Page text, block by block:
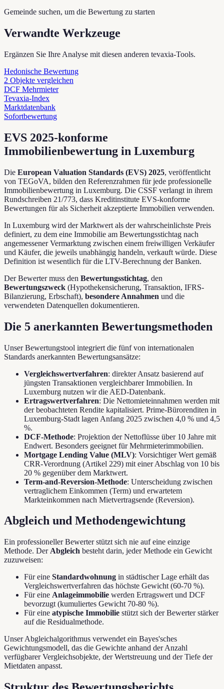
Gemeinde suchen, um die Bewertung zu starten
Verwandte Werkzeuge
Ergänzen Sie Ihre Analyse mit diesen anderen tevaxia-Tools.
Hedonische Bewertung
2 Objekte vergleichen
DCF Mehrmieter
Tevaxia-Index
Marktdatenbank
Sofortbewertung
EVS 2025-konforme
Immobilienbewertung in Luxemburg
Die European Valuation Standards (EVS) 2025, veröffentlicht
von TEGoVA, bilden den Referenzrahmen für jede professionelle
Immobilienbewertung in Luxemburg. Die CSSF verlangt in ihrem
Rundschreiben 21/773, dass Kreditinstitute EVS-konforme
Bewertungen für als Sicherheit akzeptierte Immobilien verwenden.
In Luxemburg wird der Marktwert als der wahrscheinlichste Preis
definiert, zu dem eine Immobilie am Bewertungsstichtag nach
angemessener Vermarktung zwischen einem freiwilligen Verkäufer
und Käufer, die jeweils unabhängig handeln, verkauft würde. Diese
Definition ist wesentlich für die LTV-Berechnung der Banken.
Der Bewerter muss den Bewertungsstichtag, den
Bewertungszweck (Hypothekensicherung, Transaktion, IFRS-
Bilanzierung, Erbschaft), besondere Annahmen und die
verwendeten Datenquellen dokumentieren.
Die 5 anerkannten Bewertungsmethoden
Unser Bewertungstool integriert die fünf von internationalen
Standards anerkannten Bewertungsansätze:
Vergleichswertverfahren: direkter Ansatz basierend auf
jüngsten Transaktionen vergleichbarer Immobilien. In
Luxemburg nutzen wir die AED-Datenbank.
Ertragswertverfahren: Die Nettomieteinnahmen werden mit
der beobachteten Rendite kapitalisiert. Prime-Bürorenditen in
Luxemburg-Stadt lagen Anfang 2025 zwischen 4,0 % und 4,5
%.
DCF-Methode: Projektion der Nettoflüsse über 10 Jahre mit
Endwert. Besonders geeignet für Mehrmieterimmobilien.
Mortgage Lending Value (MLV): Vorsichtiger Wert gemäß
CRR-Verordnung (Artikel 229) mit einer Abschlag von 10 bis
20 % gegenüber dem Marktwert.
Term-and-Reversion-Methode: Unterscheidung zwischen
vertraglichem Einkommen (Term) und erwartetem
Markteinkommen nach Mietvertragsende (Reversion).
Abgleich und Methodengewichtung
Ein professioneller Bewerter stützt sich nie auf eine einzige
Methode. Der Abgleich besteht darin, jeder Methode ein Gewicht
zuzuweisen:
Für eine Standardwohnung in städtischer Lage erhält das
Vergleichswertverfahren das höchste Gewicht (60-70 %).
Für eine Anlageimmobilie werden Ertragswert und DCF
bevorzugt (kumuliertes Gewicht 70-80 %).
Für eine atypische Immobilie stützt sich der Bewerter stärker
auf die Residualmethode.
Unser Abgleichalgorithmus verwendet ein Bayes'sches
Gewichtungsmodell, das die Gewichte anhand der Anzahl
verfügbarer Vergleichsobjekte, der Wertstreuung und der Tiefe der
Mietdaten anpasst.